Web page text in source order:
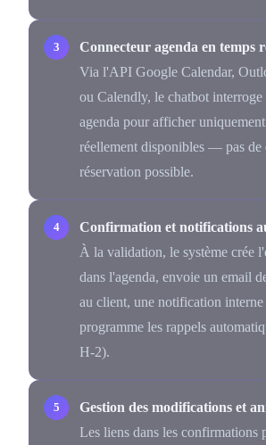
Connecteur agenda en temps
Via l'API Google Calendar,
ou Calendly, le chatbot
agenda pour afficher
réellement disponibles — pas de
réservation possible.
Confirmation et notifications
À la validation, le système crée
dans l'agenda, envoie un email
au client, une notification
programme les rappels
H-2).
Gestion des modifications et
Les liens dans les confirmations